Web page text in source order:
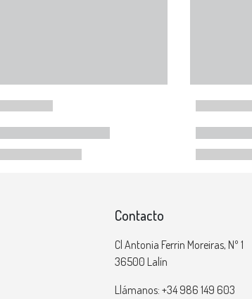
Contacto
Cl Antonia Ferrin Moreiras, Nº 1
36500 Lalín
Llámanos: +34 986 149 603